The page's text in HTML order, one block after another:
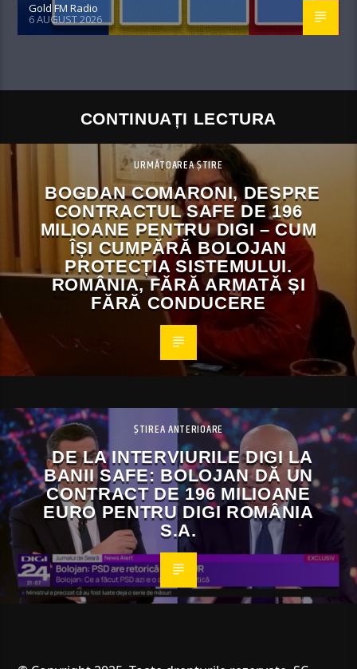
Gold FM Radio
6 AUGUST 2026
CONTINUAȚI LECTURA
URMĂTOAREA ȘTIRE
BOGDAN COMARONI, DESPRE
CONTRACTUL SAFE DE 196
MILIOANE PENTRU DIGI – CUM
ÎȘI CUMPĂRĂ BOLOJAN
PROTECȚIA SISTEMULUI.
ROMÂNIA, FĂRĂ ARMATĂ ȘI
FĂRĂ CONDUCERE
ȘTIREA ANTERIOARE
DE LA INTERVIURILE DIGI LA
BANII SAFE: BOLOJAN DĂ UN
CONTRACT DE 196 MILIOANE
EURO PENTRU DIGI ROMÂNIA
S.A.